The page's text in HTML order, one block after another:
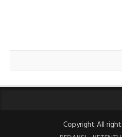
Copyright All